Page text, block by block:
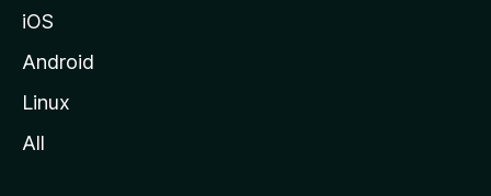
o
z
l
iOS
Android
Linux
All